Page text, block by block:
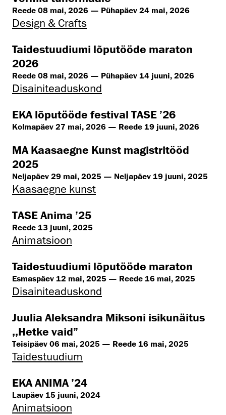
Reede 08 mai, 2026 — Pühapäev 24 mai, 2026
Design & Crafts
Taidestuudiumi lõputööde maraton
2026
Reede 08 mai, 2026 — Pühapäev 14 juuni, 2026
Disaini­­teaduskond
EKA lõputööde festival TASE ’26
Kolmapäev 27 mai, 2026 — Reede 19 juuni, 2026
MA Kaasaegne Kunst magistritööd
2025
Neljapäev 29 mai, 2025 — Neljapäev 19 juuni, 2025
Kaasaegne kunst
TASE Anima ’25
Reede 13 juuni, 2025
Animatsioon
Taidestuudiumi lõputööde maraton
Esmaspäev 12 mai, 2025 — Reede 16 mai, 2025
Disaini­­teaduskond
Juulia Aleksandra Miksoni isikunäitus
,,Hetke vaid”
Teisipäev 06 mai, 2025 — Reede 16 mai, 2025
Taidestuudium
EKA ANIMA ’24
Laupäev 15 juuni, 2024
Animatsioon